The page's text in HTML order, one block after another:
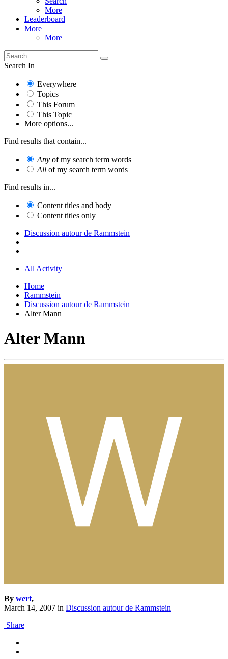
More
Leaderboard
More
More
Search In
Everywhere
Topics
This Forum
This Topic
More options...
Find results that contain...
Any of my search term words
All of my search term words
Find results in...
Content titles and body
Content titles only
Discussion autour de Rammstein
All Activity
Home
Rammstein
Discussion autour de Rammstein
Alter Mann
Alter Mann
By wert,
March 14, 2007 in Discussion autour de Rammstein
Share